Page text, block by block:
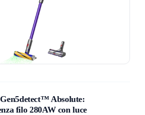
Absolute:
filo 280AW con luce